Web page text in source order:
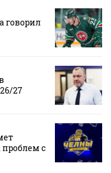
говорил
27
проблем с